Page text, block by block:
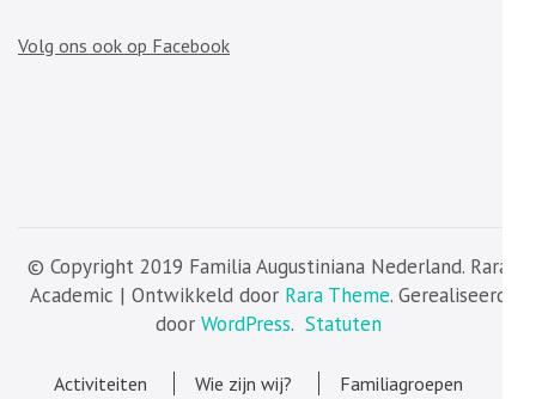
Volg ons ook op Facebook
© Copyright 2019 Familia Augustiniana Nederland. Rara
Academic | Ontwikkeld door Rara Theme. Gerealiseerd
door WordPress. Statuten
Activiteiten Wie zijn wij? Familiagroepen